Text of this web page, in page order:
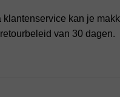
kan je
van 30 dagen.